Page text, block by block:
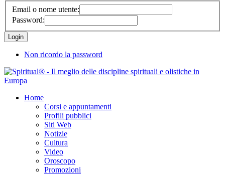
Email o nome utente:
Password:
Non ricordo la password
Home
Corsi e appuntamenti
Profili pubblici
Siti Web
Notizie
Cultura
Video
Oroscopo
Promozioni